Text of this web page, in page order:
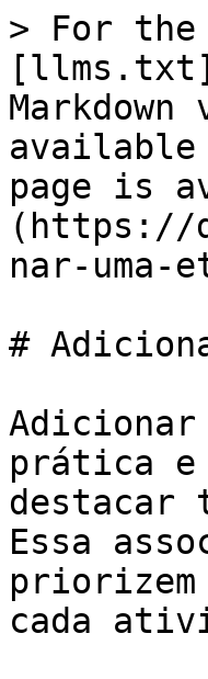
> For the
available
page is
(https://
nar-uma-
#
Adicionar
prática
destacar
Essa
priorizem
cada